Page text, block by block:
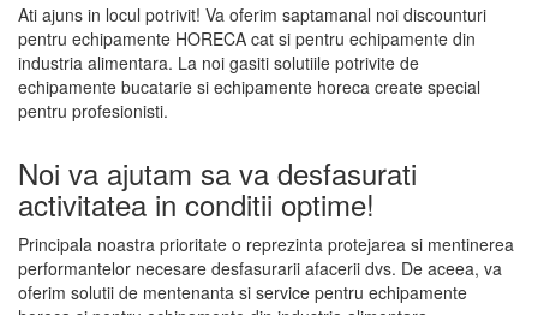
Ati ajuns in locul potrivit! Va oferim saptamanal noi discounturi
pentru echipamente HORECA cat si pentru echipamente din
industria alimentara. La noi gasiti solutiile potrivite de
echipamente bucatarie si echipamente horeca create special
pentru profesionisti.
Noi va ajutam sa va desfasurati
activitatea in conditii optime!
Principala noastra prioritate o reprezinta protejarea si mentinerea
performantelor necesare desfasurarii afacerii dvs. De aceea, va
oferim solutii de mentenanta si service pentru echipamente